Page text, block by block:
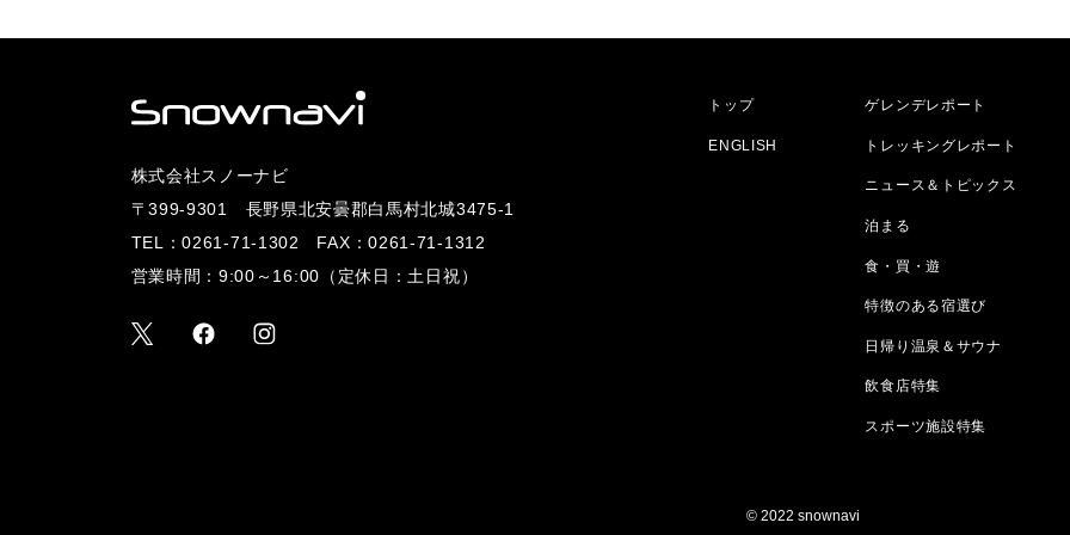
トップ
ENGLISH
ゲレンデレポート
トレッキングレポート
ニュース＆トピックス
泊まる
食・買・遊
特徴のある宿選び
日帰り温泉＆サウナ
飲食店特集
スポーツ施設特集
株式会社スノーナビ
〒399-9301 長野県北安曇郡白馬村北城3475-1
TEL：0261-71-1302
FAX：0261-71-1312
営業時間：9:00～16:00（定休日：土日祝）
© 2022 snownavi